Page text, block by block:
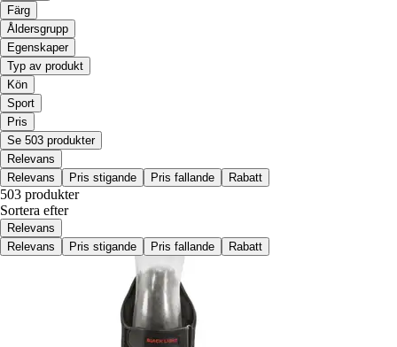
Färg
Åldersgrupp
Egenskaper
Typ av produkt
Kön
Sport
Pris
Se 503 produkter
Relevans
Relevans
Pris stigande Pris fallande Rabatt
503 produkter
Sortera efter
Relevans
Relevans
Pris stigande Pris fallande Rabatt